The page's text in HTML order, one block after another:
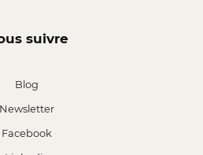
suivre
Blog
Newsletter
Facebook